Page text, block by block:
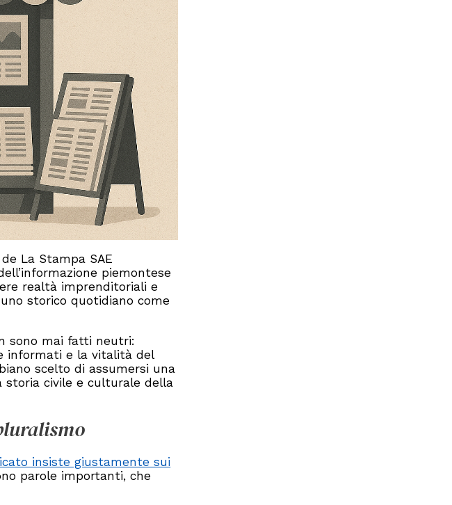
La Stampa SAE
piemontese
realtà imprenditoriali e
storico quotidiano come
sono mai fatti neutri:
informati e la vitalità del
scelto di assumersi una
civile e culturale della
insiste giustamente sui
parole importanti, che